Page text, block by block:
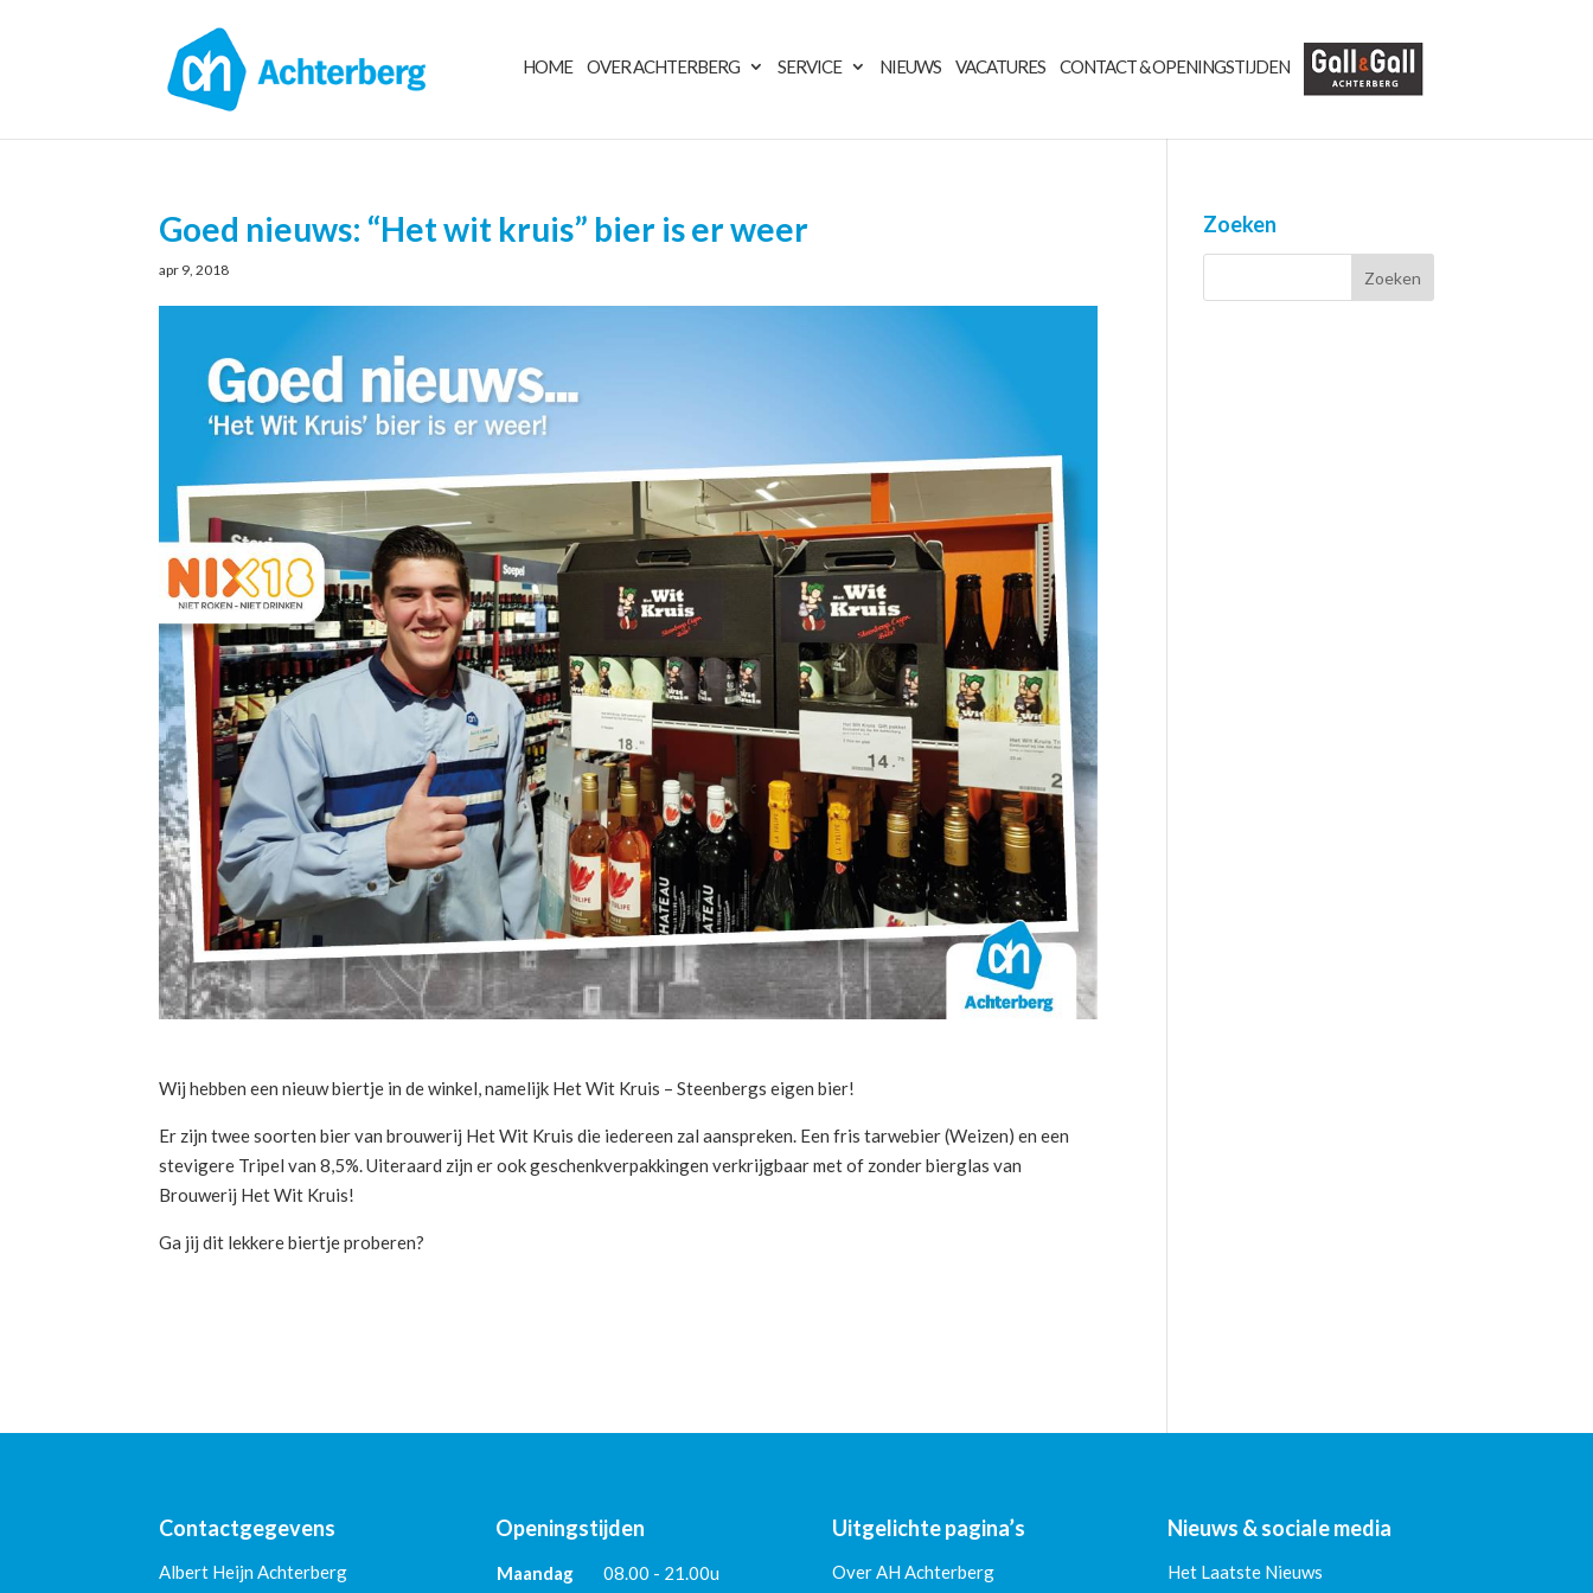
HOME OVER ACHTERBERG SERVICE NIEUWS VACATURES CONTACT & OPENINGSTIJDEN
Goed nieuws: “Het wit kruis” bier is er weer
apr 9, 2018
Wij hebben een nieuw biertje in de winkel, namelijk Het Wit Kruis – Steenbergs eigen bier!
Er zijn twee soorten bier van brouwerij Het Wit Kruis die iedereen zal aanspreken. Een fris tarwebier (Weizen) en een
stevigere Tripel van 8,5%. Uiteraard zijn er ook geschenkverpakkingen verkrijgbaar met of zonder bierglas van
Brouwerij Het Wit Kruis!
Ga jij dit lekkere biertje proberen?
Zoeken
Contactgegevens
Albert Heijn Achterberg
Openingstijden
Maandag 08.00 - 21.00u
Uitgelichte pagina’s
Over AH Achterberg
Nieuws & sociale media
Het Laatste Nieuws